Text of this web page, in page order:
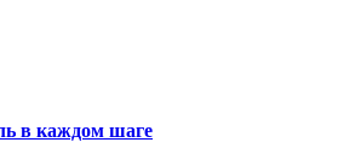
в каждом шаге